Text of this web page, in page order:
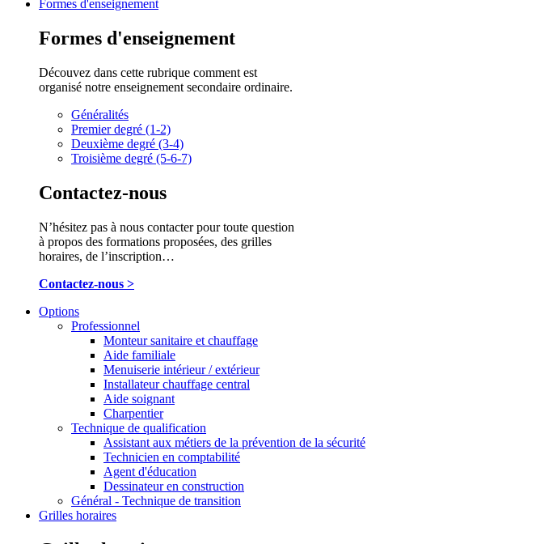
Formes d'enseignement
Formes d'enseignement
Découvez dans cette rubrique comment est
organisé notre enseignement secondaire ordinaire.
Généralités
Premier degré (1-2)
Deuxième degré (3-4)
Troisième degré (5-6-7)
Contactez-nous
N’hésitez pas à nous contacter pour toute question
à propos des formations proposées, des grilles
horaires, de l’inscription…
Contactez-nous >
Options
Professionnel
Monteur sanitaire et chauffage
Aide familiale
Menuiserie intérieur / extérieur
Installateur chauffage central
Aide soignant
Charpentier
Technique de qualification
Assistant aux métiers de la prévention de la sécurité
Technicien en comptabilité
Agent d'éducation
Dessinateur en construction
Général - Technique de transition
Grilles horaires